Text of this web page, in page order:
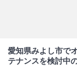
愛知県みよし市で
テナンスを検討中